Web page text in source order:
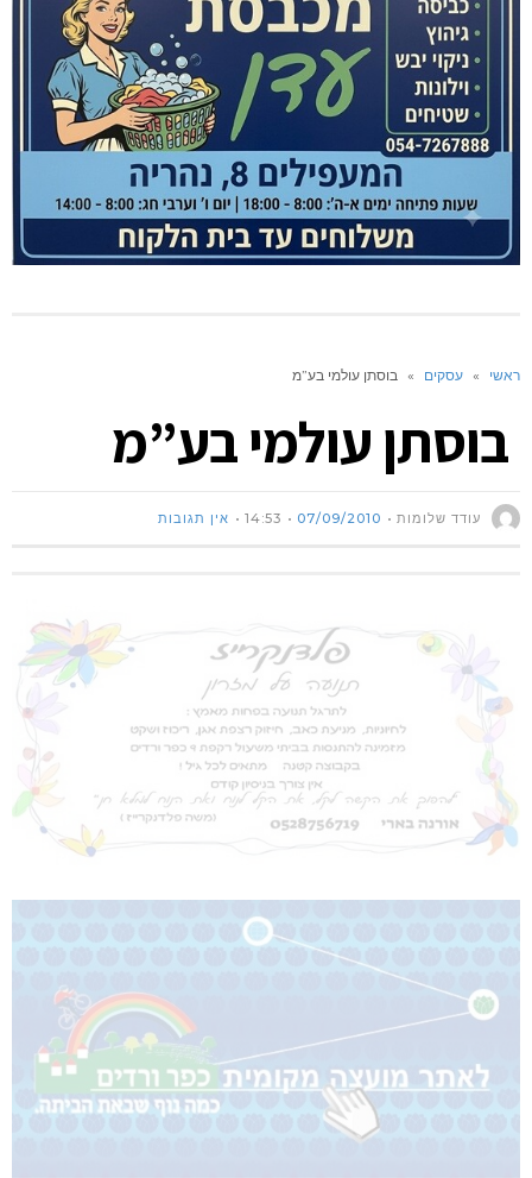
ראשי » עסקים » בוסתן עולמי בע”מ
בוסתן עולמי בע”מ
עודד שלומות 07/09/2010
14:53 אין תגובות